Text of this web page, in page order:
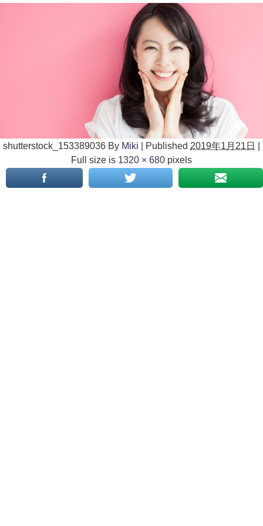
shutterstock_153389036 By Miki Published 2019年1月21日
Full size is 1320 × 680 pixels